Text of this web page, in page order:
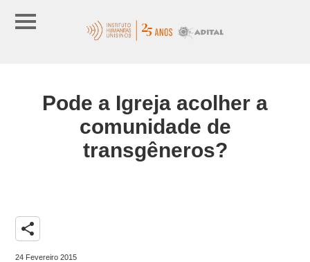
Pode a Igreja acolher a
comunidade de
transgêneros?
share
24 Fevereiro 2015